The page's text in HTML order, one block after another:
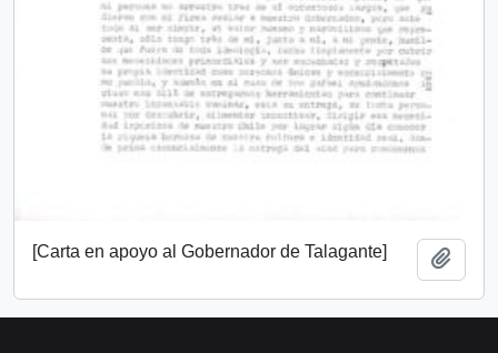
[Carta en apoyo al Gobernador de Talagante]